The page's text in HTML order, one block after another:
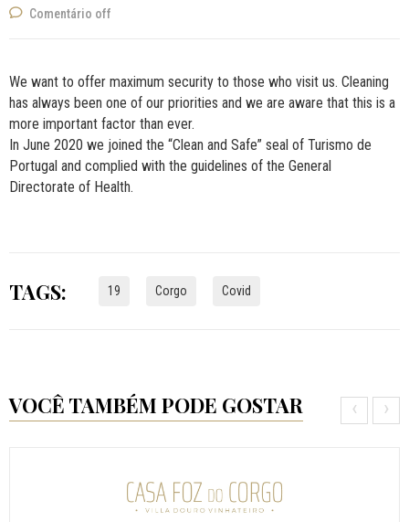
Comentário off
We want to offer maximum security to those who visit us. Cleaning
has always been one of our priorities and we are aware that this is a
more important factor than ever.
In June 2020 we joined the “Clean and Safe” seal of Turismo de
Portugal and complied with the guidelines of the General
Directorate of Health.
TAGS: 19 Corgo Covid
VOCÊ TAMBÉM PODE GOSTAR ‹ ›